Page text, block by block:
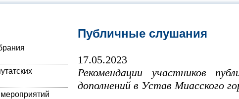
Публичные слушания
17.05.2023
Рекомендации участников
дополнений в Устав Миасского